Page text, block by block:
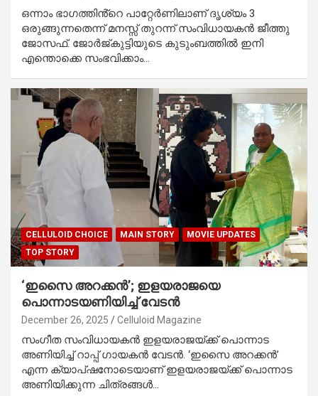
ഒന്നാം ഭാഗത്തിൻ്റെ പാറ്റേർണിലാണ് ദൃശ്യം 3
ഒരുങ്ങുന്നതെന്ന് മനസ്സ് തുറന്ന് സംവിധായകൻ ജീത്തു
ജോസഫ്. ജോർജ്കുട്ടിയുടെ കുടുംബത്തിൽ ഇനി
എന്തൊക്കെ സംഭവിക്കാം…
CELLULOID CHOICE MAIN STORY
MOVIE UPDATES
TOP STORY
‘ഇസൈ അറക്കൻ’; ഇളയരാജയെ
പൊന്നാടയണിയിച്ച് വേടൻ
December 26, 2025 Celluloid Magazine
സംഗീത സംവിധായകൻ ഇളയരാജയ്ക്ക് പൊന്നാട
അണിയിച്ച് റാപ്പ് ഗായകൻ വേടൻ. ‘ഇസൈ അറക്കൻ’
എന്ന ക്യാപ്ഷനോടെയാണ് ഇളയരാജയ്ക്ക് പൊന്നാട
അണിയിക്കുന്ന ചിത്രങ്ങൾ…